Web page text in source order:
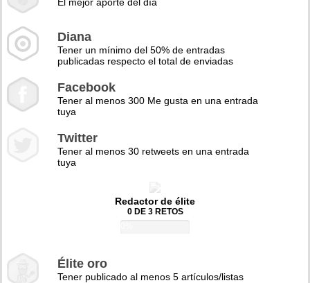
Diana
Tener un mínimo del 50% de entradas
publicadas respecto el total de enviadas
Facebook
Tener al menos 300 Me gusta en una entrada
tuya
Twitter
Tener al menos 30 retweets en una entrada
tuya
Redactor de élite
0 DE 3 RETOS
Élite oro
Tener publicado al menos 5 artículos/listas